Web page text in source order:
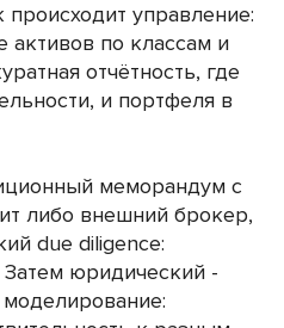
управление:
активов по классам и
отчётность, где
и портфеля в
меморандум с
либо внешний брокер,
due diligence:
юридический -